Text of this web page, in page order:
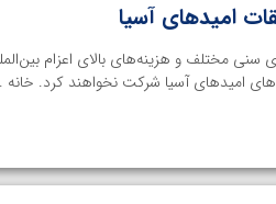
امیدهای آسیا
سنی مختلف و هزینه‌های بالای اعزام